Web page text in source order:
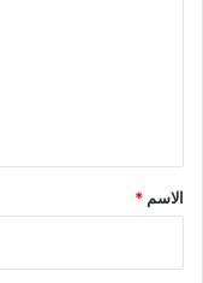
*
الاسم *